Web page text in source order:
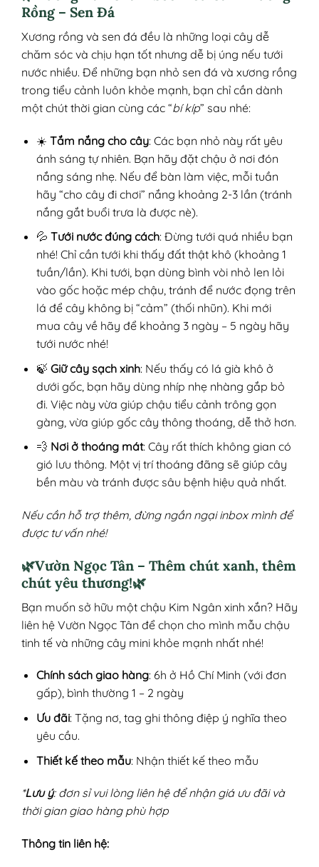
Rồng – Sen Đá
Xương rồng và sen đá đều là những loại cây dễ
chăm sóc và chịu hạn tốt nhưng dễ bị úng nếu tưới
nước nhiều. Để những bạn nhỏ sen đá và xương rồng
trong tiểu cảnh luôn khỏe mạnh, bạn chỉ cần dành
một chút thời gian cùng các “bí kíp” sau nhé:
☀️ Tắm nắng cho cây: Các bạn nhỏ này rất yêu
ánh sáng tự nhiên. Bạn hãy đặt chậu ở nơi đón
nắng sáng nhẹ. Nếu để bàn làm việc, mỗi tuần
hãy “cho cây đi chơi” nắng khoảng 2-3 lần (tránh
nắng gắt buổi trưa là được nè).
💦 Tưới nước đúng cách: Đừng tưới quá nhiều bạn
nhé! Chỉ cần tưới khi thấy đất thật khô (khoảng 1
tuần/lần). Khi tưới, bạn dùng bình vòi nhỏ len lỏi
vào gốc hoặc mép chậu, tránh để nước đọng trên
lá để cây không bị “cảm” (thối nhũn). Khi mới
mua cây về hãy để khoảng 3 ngày – 5 ngày hãy
tưới nước nhé!
🍃 Giữ cây sạch xinh: Nếu thấy có lá già khô ở
dưới gốc, bạn hãy dùng nhíp nhẹ nhàng gắp bỏ
đi. Việc này vừa giúp chậu tiểu cảnh trông gọn
gàng, vừa giúp gốc cây thông thoáng, dễ thở hơn.
💨 Nơi ở thoáng mát: Cây rất thích không gian có
gió lưu thông. Một vị trí thoáng đãng sẽ giúp cây
bền màu và tránh được sâu bệnh hiệu quả nhất.
Nếu cần hỗ trợ thêm, đừng ngần ngại inbox mình để
được tư vấn nhé!
🌿Vườn Ngọc Tân – Thêm chút xanh, thêm
chút yêu thương!🌿
Bạn muốn sở hữu một chậu Kim Ngân xinh xắn? Hãy
liên hệ Vườn Ngọc Tân để chọn cho mình mẫu chậu
tinh tế và những cây mini khỏe mạnh nhất nhé!
Chính sách giao hàng: 6h ở Hồ Chí Minh (với đơn
gấp), bình thường 1 – 2 ngày
Ưu đãi: Tặng nơ, tag ghi thông điệp ý nghĩa theo
yêu cầu.
Thiết kế theo mẫu: Nhận thiết kế theo mẫu
*Lưu ý: đơn sỉ vui lòng liên hệ để nhận giá ưu đãi và
thời gian giao hàng phù hợp
Thông tin liên hệ: